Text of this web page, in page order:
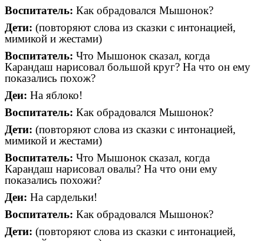
Воспитатель: Как обрадовался Мышонок?
Дети: (повторяют слова из сказки с интонацией,
мимикой и жестами)
Воспитатель: Что Мышонок сказал, когда
Карандаш нарисовал большой круг? На что он ему
показались похож?
Деи: На яблоко!
Воспитатель: Как обрадовался Мышонок?
Дети: (повторяют слова из сказки с интонацией,
мимикой и жестами)
Воспитатель: Что Мышонок сказал, когда
Карандаш нарисовал овалы? На что они ему
показались похожи?
Деи: На сардельки!
Воспитатель: Как обрадовался Мышонок?
Дети: (повторяют слова из сказки с интонацией,